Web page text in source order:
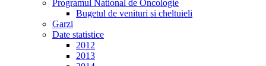
Programul National de Oncologie
Bugetul de venituri si cheltuieli
Garzi
Date statistice
2012
2013